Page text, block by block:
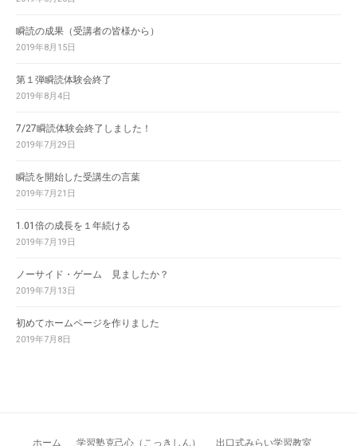
瞬読の成果（受講者の皆様から）
2019年8月15日
第１弾瞬読体験会終了
2019年8月4日
7/27瞬読体験会終了しました！
2019年7月29日
瞬読を開始した受講生の言葉
2019年7月21日
1.01倍の成長を１年続ける
2019年7月19日
ノーサイド・ゲーム 見ましたか？
2019年7月13日
初めてホームページを作りました
2019年7月8日
ホーム 学習塾克己心（こっきしん） 出口式みらい学習教室